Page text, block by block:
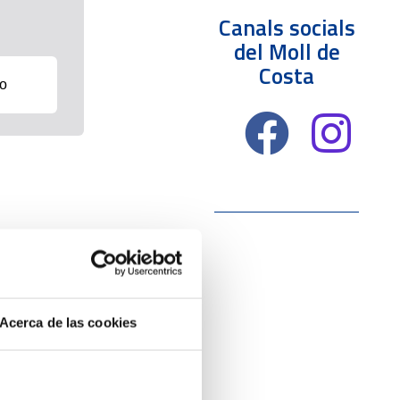
Acerca de las cookies
Canals socials
del Moll de
Costa